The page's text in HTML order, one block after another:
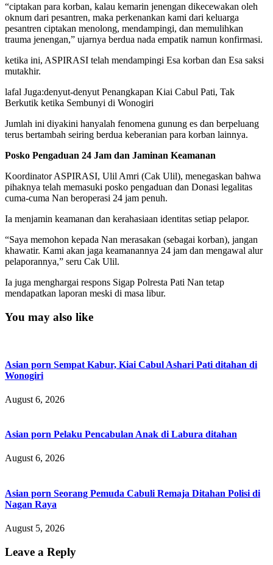
“ciptakan para korban, kalau kemarin jenengan dikecewakan oleh
oknum dari pesantren, maka perkenankan kami dari keluarga
pesantren ciptakan menolong, mendampingi, dan memulihkan
trauma jenengan,” ujarnya berdua nada empatik namun konfirmasi.
ketika ini, ASPIRASI telah mendampingi Esa korban dan Esa saksi
mutakhir.
lafal Juga:denyut-denyut Penangkapan Kiai Cabul Pati, Tak
Berkutik ketika Sembunyi di Wonogiri
Jumlah ini diyakini hanyalah fenomena gunung es dan berpeluang
terus bertambah seiring berdua keberanian para korban lainnya.
Posko Pengaduan 24 Jam dan Jaminan Keamanan
Koordinator ASPIRASI, Ulil Amri (Cak Ulil), menegaskan bahwa
pihaknya telah memasuki posko pengaduan dan Donasi legalitas
cuma-cuma Nan beroperasi 24 jam penuh.
Ia menjamin keamanan dan kerahasiaan identitas setiap pelapor.
“Saya memohon kepada Nan merasakan (sebagai korban), jangan
khawatir. Kami akan jaga keamanannya 24 jam dan mengawal alur
pelaporannya,” seru Cak Ulil.
Ia juga menghargai respons Sigap Polresta Pati Nan tetap
mendapatkan laporan meski di masa libur.
You may also like
Asian porn Sempat Kabur, Kiai Cabul Ashari Pati ditahan di
Wonogiri
August 6, 2026
Asian porn Pelaku Pencabulan Anak di Labura ditahan
August 6, 2026
Asian porn Seorang Pemuda Cabuli Remaja Ditahan Polisi di
Nagan Raya
August 5, 2026
Leave a Reply